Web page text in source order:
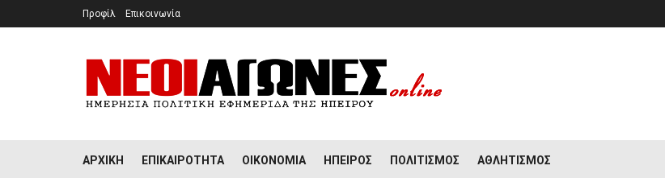
Προφίλ Επικοινωνία
ΑΡΧΙΚΉ ΕΠΙΚΑΙΡΌΤΗΤΑ ΟΙΚΟΝΟΜΊΑ ΉΠΕΙΡΟΣ ΠΟΛΙΤΙΣΜΌΣ ΑΘΛΗΤΙΣΜΌΣ